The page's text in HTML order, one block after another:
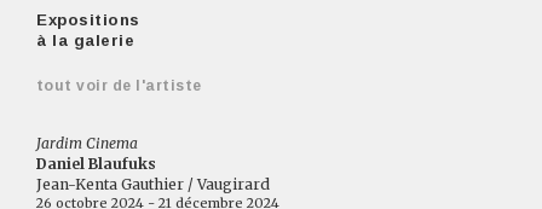
Expositions
à la galerie
tout voir de l'artiste
Jardim Cinema
Daniel Blaufuks
Jean-Kenta Gauthier / Vaugirard
26 octobre 2024 - 21 décembre 2024